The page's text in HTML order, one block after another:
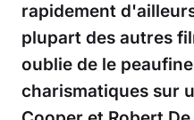
rapidement
plupart des autres
oublie de le
charismatiques sur